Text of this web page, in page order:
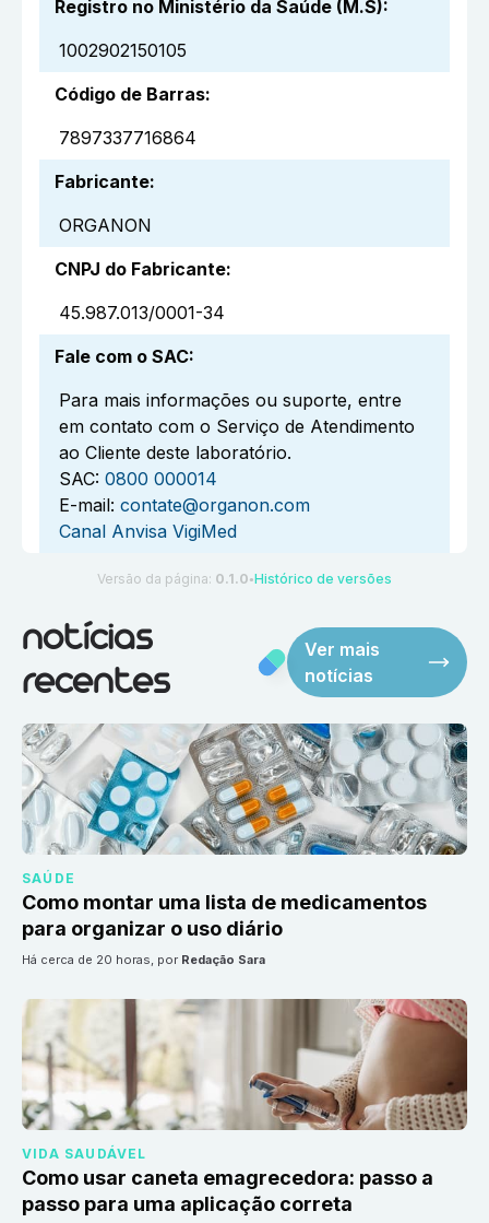
Registro no Ministério da Saúde (M.S):
1002902150105
Código de Barras:
7897337716864
Fabricante:
ORGANON
CNPJ do Fabricante:
45.987.013/0001-34
Fale com o SAC:
Para mais informações ou suporte, entre
em contato com o Serviço de Atendimento
ao Cliente deste laboratório.
SAC: 0800 000014
E-mail: contate@organon.com
Canal Anvisa VigiMed
Versão da página: 0.1.0 ●Histórico de versões
notícias
recentes
Ver mais
notícias
SAÚDE
Como montar uma lista de medicamentos
para organizar o uso diário
há cerca de 20 horas, por Redação Sara
VIDA SAUDÁVEL
Como usar caneta emagrecedora: passo a
passo para uma aplicação correta